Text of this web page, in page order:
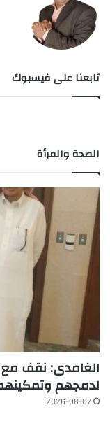
تابعنا على فيسبوك
الصحة والمرأة
الغامدى: نقف مع
لدمجهم
2026-08-07